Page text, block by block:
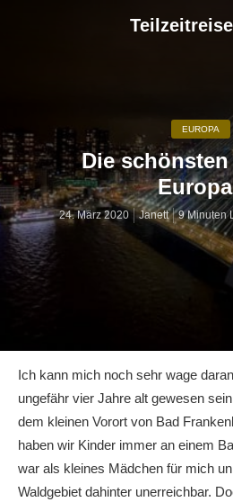
EUROPA
Die
24. März 2020 Janett 9 Minuten
Ich kann mich noch sehr wage
ungefähr vier Jahre alt gewesen
dem kleinen Vorort von Bad
haben wir Kinder immer an einem
war als kleines Mädchen für mich
Waldgebiet dahinter unerreichbar.